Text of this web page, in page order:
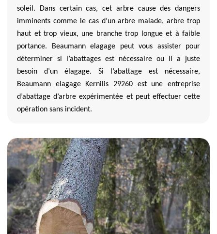
soleil. Dans certain cas, cet arbre cause des dangers
imminents comme le cas d’un arbre malade, arbre trop
haut et trop vieux, une branche trop longue et à faible
portance. Beaumann elagage peut vous assister pour
déterminer si l’abattages est nécessaire ou il a juste
besoin d’un élagage. Si l’abattage est nécessaire,
Beaumann elagage Kernilis 29260 est une entreprise
d’abattage d’arbre expérimentée et peut effectuer cette
opération sans incident.